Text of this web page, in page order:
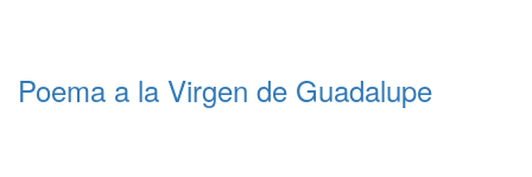
Poema a la Virgen de Guadalupe